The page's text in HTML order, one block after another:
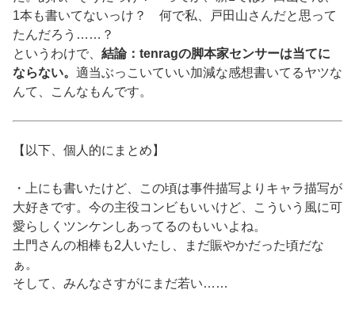
1本も書いてないっけ？ 何で私、戸田山さんだと思って
たんだろう……？
というわけで、 結論：tenragの脚本家センサーは当てに
ならない。 適当ぶっこいていい加減な感想書いてるヤツな
んて、こんなもんです。
【以下、個人的にまとめ】
・上にも書いたけど、この頃は事件描写よりキャラ描写が
大好きです。今の主役コンビもいいけど、こういう風に可
愛らしくツンケンしあってるのもいいよね。
土門さんの相棒も2人いたし、まだ賑やかだった頃だな
ぁ。
そして、みんなさすがにまだ若い……